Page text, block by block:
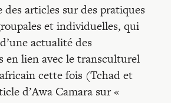
articles sur des pratiques
et individuelles, qui
actualité des
en lien avec le transculturel
cette fois (Tchad et
d’Awa Camara sur «